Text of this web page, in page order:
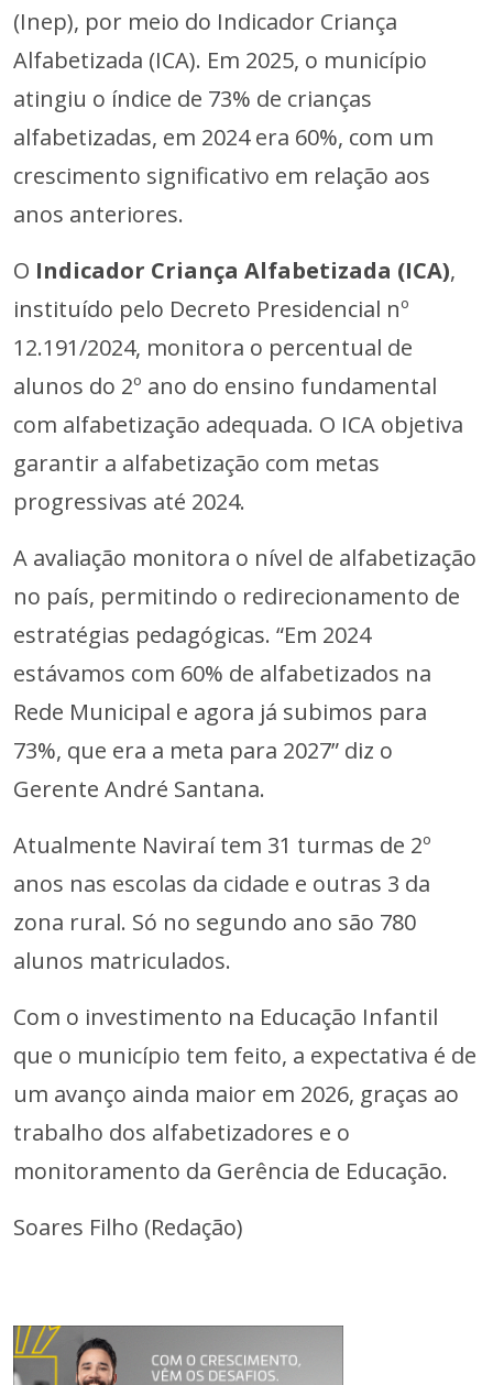
(Inep), por meio do Indicador Criança
Alfabetizada (ICA). Em 2025, o município
atingiu o índice de 73% de crianças
alfabetizadas, em 2024 era 60%, com um
crescimento significativo em relação aos
anos anteriores.
O Indicador Criança Alfabetizada (ICA),
instituído pelo Decreto Presidencial nº
12.191/2024, monitora o percentual de
alunos do 2º ano do ensino fundamental
com alfabetização adequada. O ICA objetiva
garantir a alfabetização com metas
progressivas até 2024.
A avaliação monitora o nível de alfabetização
no país, permitindo o redirecionamento de
estratégias pedagógicas. “Em 2024
estávamos com 60% de alfabetizados na
Rede Municipal e agora já subimos para
73%, que era a meta para 2027” diz o
Gerente André Santana.
Atualmente Naviraí tem 31 turmas de 2º
anos nas escolas da cidade e outras 3 da
zona rural. Só no segundo ano são 780
alunos matriculados.
Com o investimento na Educação Infantil
que o município tem feito, a expectativa é de
um avanço ainda maior em 2026, graças ao
trabalho dos alfabetizadores e o
monitoramento da Gerência de Educação.
Soares Filho (Redação)